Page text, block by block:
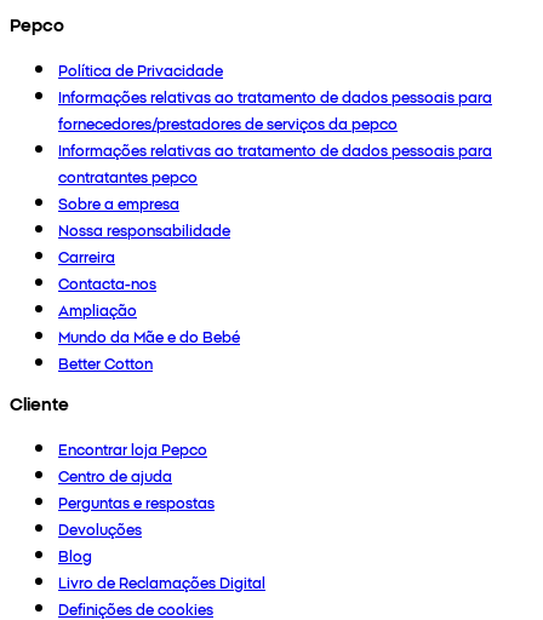
Pepco
Política de Privacidade
Informações relativas ao tratamento de dados pessoais para
fornecedores/prestadores de serviços da pepco
Informações relativas ao tratamento de dados pessoais para
contratantes pepco
Sobre a empresa
Nossa responsabilidade
Carreira
Contacta-nos
Ampliação
Mundo da Mãe e do Bebé
Better Cotton
Cliente
Encontrar loja Pepco
Centro de ajuda
Perguntas e respostas
Devoluções
Blog
Livro de Reclamações Digital
Definições de cookies